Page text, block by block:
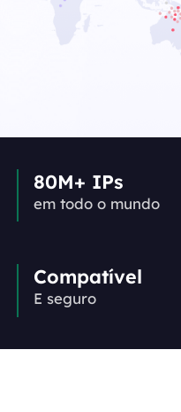
80M+ IPs
em todo o mundo
Compatível
E seguro